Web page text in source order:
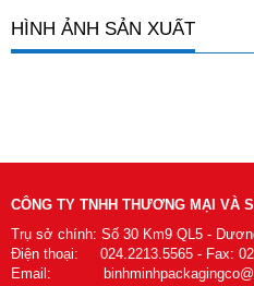
HÌNH ẢNH SẢN XUẤT
CÔNG TY TNHH THƯƠNG MẠI VÀ
Trụ sở chính: Số 30 Km9 QL5 -
Điện thoại: 024.2213.5565 - Fax:
Email: